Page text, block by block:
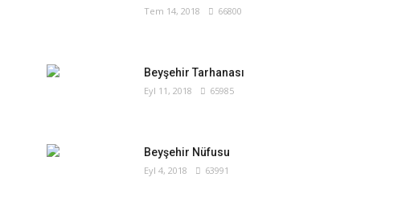
Tem 14, 2018 66800
Beyşehir Tarhanası
Eyl 11, 2018 65985
Beyşehir Nüfusu
Eyl 4, 2018 63991